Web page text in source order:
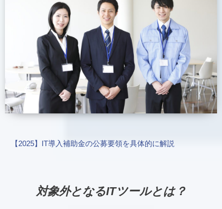
【2025】IT導入補助金の公募要領を具体的に解説
対象外となるITツールとは？